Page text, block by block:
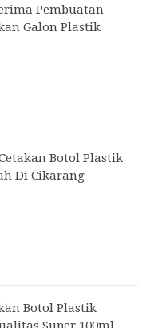
Pembuatan
Galon Plastik
Botol Plastik
Di Cikarang
Botol Plastik